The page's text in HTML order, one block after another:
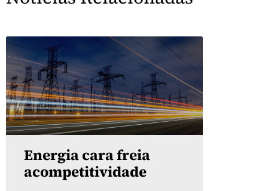
Energia cara freia
acompetitividade